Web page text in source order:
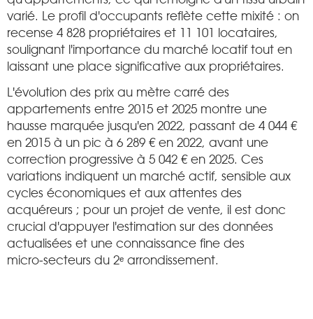
varié. Le profil d'occupants reflète cette mixité : on
recense 4 828 propriétaires et 11 101 locataires,
soulignant l'importance du marché locatif tout en
laissant une place significative aux propriétaires.
L'évolution des prix au mètre carré des
appartements entre 2015 et 2025 montre une
hausse marquée jusqu'en 2022, passant de 4 044 €
en 2015 à un pic à 6 289 € en 2022, avant une
correction progressive à 5 042 € en 2025. Ces
variations indiquent un marché actif, sensible aux
cycles économiques et aux attentes des
acquéreurs ; pour un projet de vente, il est donc
crucial d'appuyer l'estimation sur des données
actualisées et une connaissance fine des
micro‑secteurs du 2ᵉ arrondissement.